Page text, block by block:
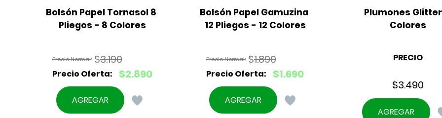
Bolsón Papel Tornasol 8
Pliegos - 8 Colores
$3.190
El
precio
original
$2.890
El
precio
actual
AGREGAR
Bolsón Papel Gamuzina
12 Pliegos - 12 Colores
$1.890
El
precio
original
$1.690
El
precio
actual
AGREGAR
Plumones
Colores
PRECIO
$3.490
AGREGAR